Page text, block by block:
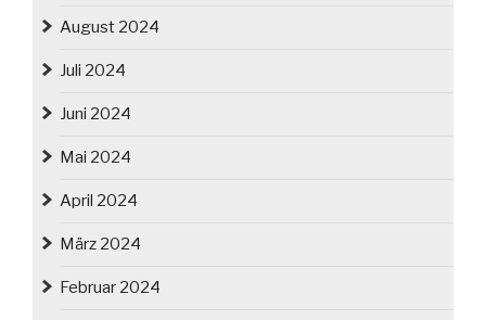
August 2024
Juli 2024
Juni 2024
Mai 2024
April 2024
März 2024
Februar 2024